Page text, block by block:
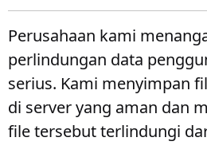
Perusahaan kami
perlindungan data
serius. Kami menyimpan
di server yang aman dan
file tersebut terlindungi